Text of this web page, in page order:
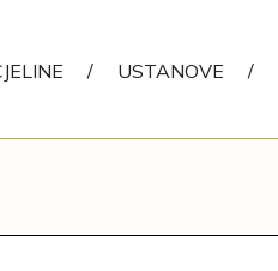
/ USTANOVE /